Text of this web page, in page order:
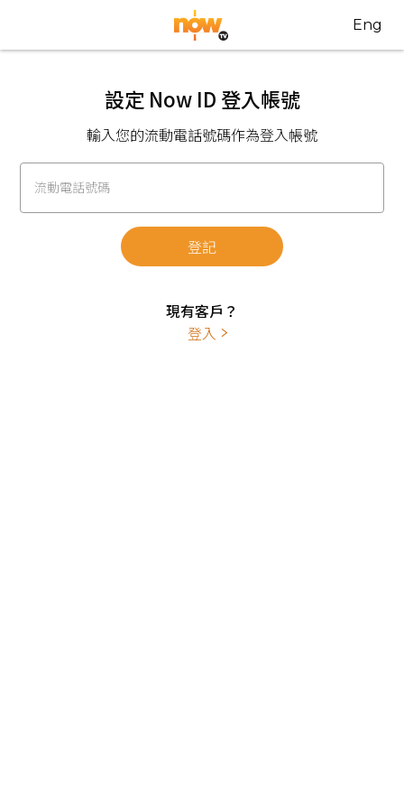
Eng
設定 Now ID 登入帳號
輸入您的流動電話號碼作為登入帳號
流動電話號碼
登記
現有客戶？
登入